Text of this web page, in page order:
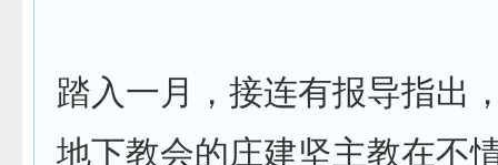
踏入一月，接连有报导指出
地下教会的庄建坚主教在不